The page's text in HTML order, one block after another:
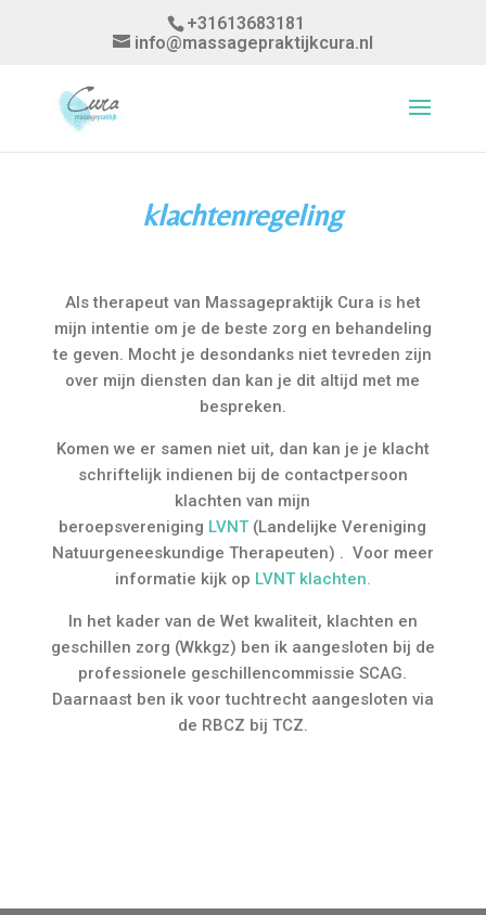
+31613683181
info@massagepraktijkcura.nl
klachtenregeling
Als therapeut van Massagepraktijk Cura is het
mijn intentie om je de beste zorg en behandeling
te geven. Mocht je desondanks niet tevreden zijn
over mijn diensten dan kan je dit altijd met me
bespreken.
Komen we er samen niet uit, dan kan je je klacht
schriftelijk indienen bij de contactpersoon
klachten van mijn
beroepsvereniging LVNT (Landelijke Vereniging
Natuurgeneeskundige Therapeuten) . Voor meer
informatie kijk op LVNT klachten.
In het kader van de Wet kwaliteit, klachten en
geschillen zorg (Wkkgz) ben ik aangesloten bij de
professionele geschillencommissie SCAG.
Daarnaast ben ik voor tuchtrecht aangesloten via
de RBCZ bij TCZ.